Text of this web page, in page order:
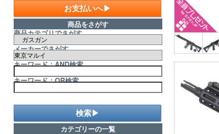
お支払いへ▶
商品をさがす
商品カテゴリでさがす
メーカーでさがす
キーワード：AND検索
キーワード：OR検索
検索▶
カテゴリーの一覧